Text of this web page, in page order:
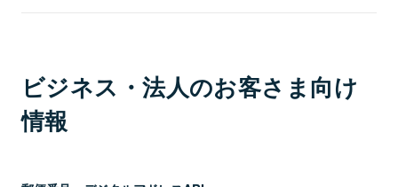
ビジネス・法人のお客さま向け
情報